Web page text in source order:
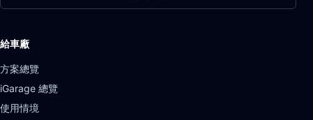
給車廠
方案總覽
iGarage 總覽
使用情境